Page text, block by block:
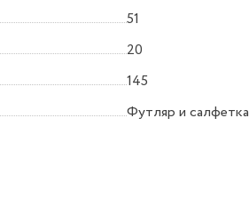
51
20
145
Футляр и салфетка